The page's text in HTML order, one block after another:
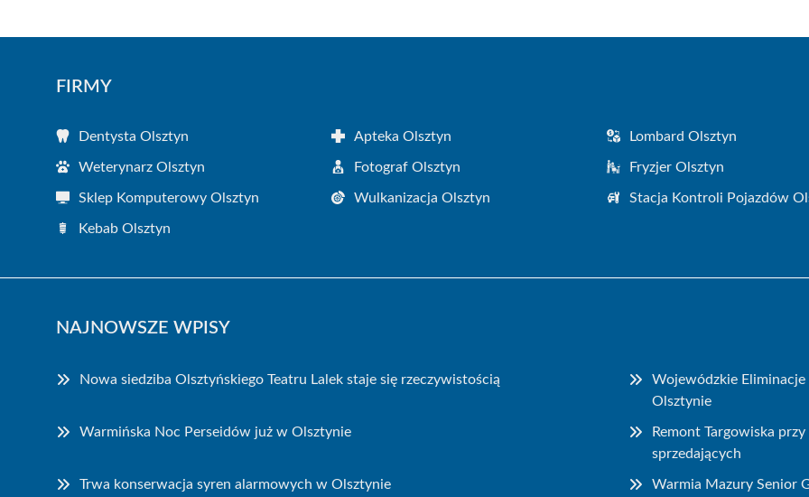
FIRMY
Dentysta Olsztyn Apteka Olsztyn Lombard Olsztyn
Weterynarz Olsztyn Fotograf Olsztyn Fryzjer Olsztyn
Sklep Komputerowy Olsztyn Wulkanizacja Olsztyn Stacja Kontroli Pojazdów
Kebab Olsztyn
NAJNOWSZE WPISY
Nowa siedziba Olsztyńskiego Teatru Lalek staje się rzeczywistością
Wojewódzkie
Olsztynie
Warmińska Noc Perseidów już w Olsztynie
Remont Targowiska
sprzedających
Trwa konserwacja syren alarmowych w Olsztynie Warmia Mazury Senior